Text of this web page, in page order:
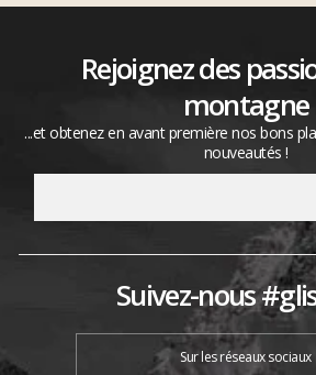
Rejoignez des
montagne
...et obtenez en avant première nos bons
nouveautés !
Suivez-nous
Sur les réseaux sociaux